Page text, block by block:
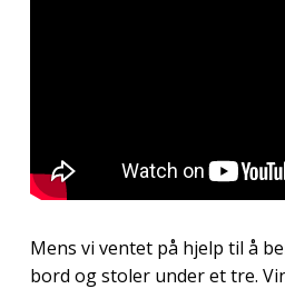
Mens vi ventet på hjelp til å
bord og stoler under et tre.